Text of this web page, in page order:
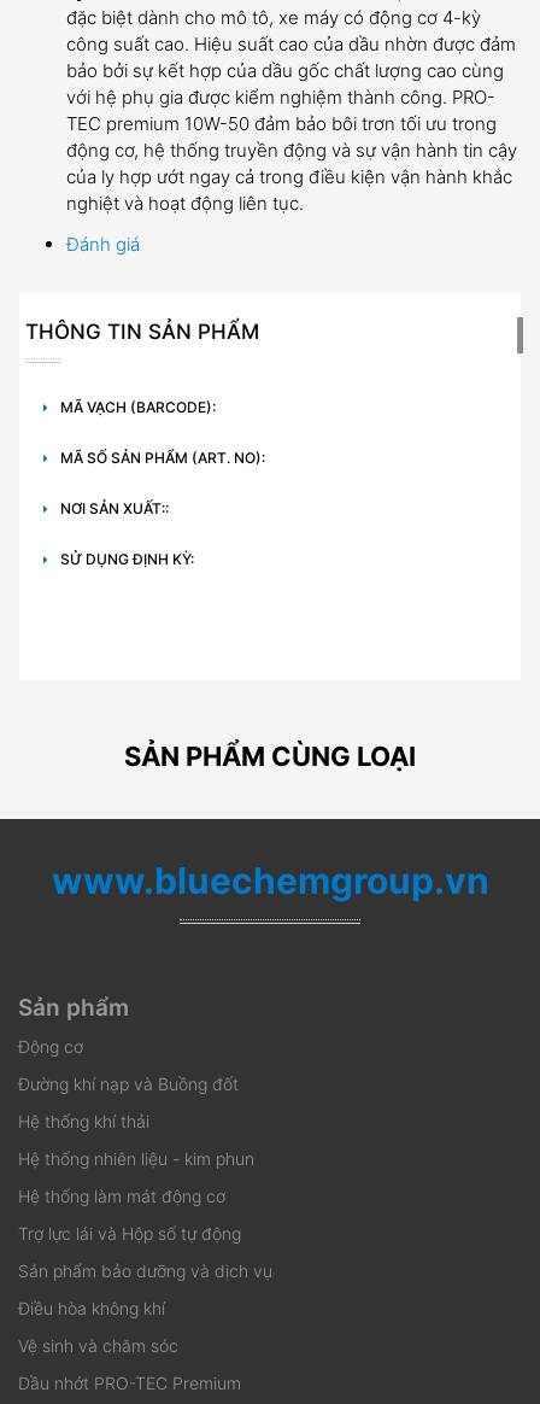
đặc biệt dành cho mô tô, xe máy có động cơ 4-kỳ
công suất cao. Hiệu suất cao của dầu nhờn được đảm
bảo bởi sự kết hợp của dầu gốc chất lượng cao cùng
với hệ phụ gia được kiểm nghiệm thành công. PRO-
TEC premium 10W-50 đảm bảo bôi trơn tối ưu trong
động cơ, hệ thống truyền động và sự vận hành tin cậy
của ly hợp ướt ngay cả trong điều kiện vận hành khắc
nghiệt và hoạt động liên tục.
Đánh giá
THÔNG TIN SẢN PHẨM
MÃ VẠCH (BARCODE):
MÃ SỐ SẢN PHẨM (ART. NO):
NƠI SẢN XUẤT::
SỬ DỤNG ĐỊNH KỲ:
SẢN PHẨM CÙNG LOẠI
www.bluechemgroup.vn
Sản phẩm
Động cơ
Đường khí nạp và Buồng đốt
Hệ thống khí thải
Hệ thống nhiên liệu - kim phun
Hệ thống làm mát động cơ
Trợ lực lái và Hộp số tự động
Sản phẩm bảo dưỡng và dịch vụ
Điều hòa không khí
Vệ sinh và chăm sóc
Dầu nhớt PRO-TEC Premium